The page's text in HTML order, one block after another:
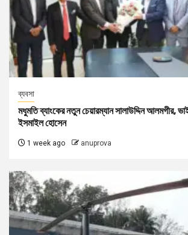
ব্যবসা
মধুমতি ব্যাংকের নতুন চেয়ারম্যান সালাউদ্দিন আলমগীর,
ইসমাইল হোসেন
1 week ago anuprova